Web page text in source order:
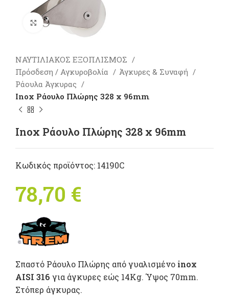
Πατήστε για μεγέθυνση
ΝΑΥΤΙΛΙΑΚΟΣ ΕΞΟΠΛΙΣΜΟΣ
Πρόσδεση / Αγκυροβολία
Άγκυρες & Συναφή
Ράουλα Άγκυρας
Inox Ράουλο Πλώρης 328 x 96mm
Inox Ράουλο Πλώρης 328 x 96mm
Κωδικός προϊόντος: 14190C
78,70 €
Σπαστό Ράουλο Πλώρης από γυαλισμένο inox
AISI 316 για άγκυρες εώς 14Κg. Ύψος 70mm.
Στόπερ άγκυρας.